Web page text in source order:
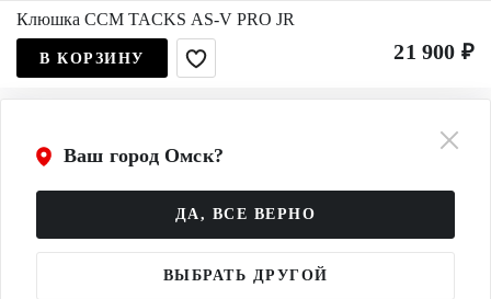
Ваш город Омск?
ДА, ВСЕ ВЕРНО
ВЫБРАТЬ ДРУГОЙ
Клюшка CCM TACKS AS-V PRO JR
21 900 ₽
В КОРЗИНУ